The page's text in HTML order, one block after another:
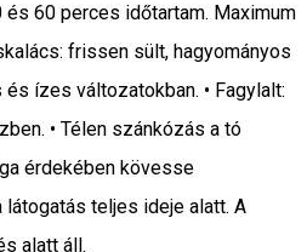
és 60 perces időtartam. Maximum
frissen sült, hagyományos
ízes változatokban. • Fagylalt:
• Télen szánkózás a tó
érdekében kövesse
teljes ideje alatt. A
alatt áll.